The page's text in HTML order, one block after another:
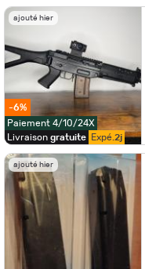
ajouté hier
-6%
Paiement 4/10/24X
Livraison gratuite Expé. 2j
ajouté hier